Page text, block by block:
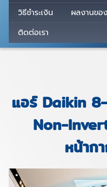
วิธีชำระเงิน
ผลงานของ
ติดต่อเรา
แอร์ Daikin
Non-
หน้าก